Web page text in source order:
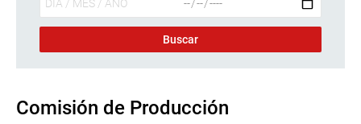
Comisión de Producción